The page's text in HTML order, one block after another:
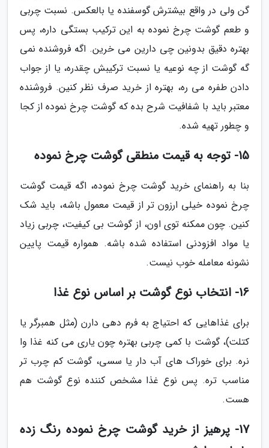
گن ولی در واقع بیشترش گوسفنده یا بالعکس. نسبت چربی
و طعم گوشت چرخ نموده به این ترکیب بستگی داره، پس
بهتره دقیق بدونین چی دارین می خرین. اگه فروشنده نمی
گه گوشت از چه نوعیه یا نسبت ترکیبش چقدره، یا از جواب
دادن طفره می ره، بهتره از خرید صرف نظر کنین. فروشنده
معتبر باید با شفافیت شرح بده که گوشت چرخ نموده از کجا
و چطور تهیه شده.
15- توجه به قیمت منطقی گوشت چرخ نموده
بنا به راهنمای خرید گوشت چرخ نموده، اگه قیمت گوشت
چرخ نموده خیلی ارزون تر از قیمت معمول باشه، باید شک
کنین. چون ممکنه توی اون، از گوشت بی کیفیت، چربی زیاد
یا مواد افزودنی استفاده شده باشه. همواره قیمت پایین
نشونه معامله خوب نیست.
16- انتخاب نوع گوشت بر اساس نوع غذا
برای غذاهایی که احتیاج به فرم دهی دارن (مثل همبرگر یا
کتلت)، گوشت با کمی چربی بهتره چون یاری می کنه غذا وا
نره. برای خوراک های آب دار یا سسی، گوشت کم چرب تر
مناسب تره. پس نوع غذا مشخص کننده نوع گوشت هم
هست.
17- پرهیز از خرید گوشت چرخ نموده رنگ زده